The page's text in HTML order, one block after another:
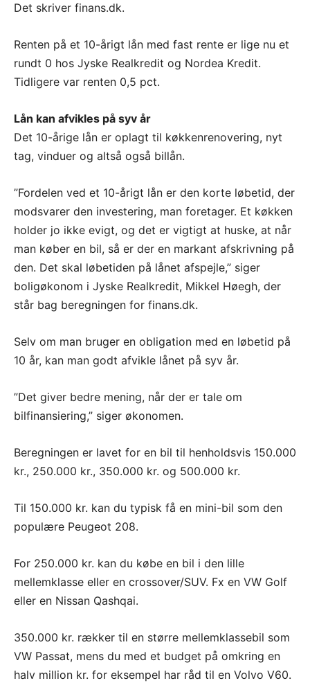
Det skriver finans.dk.
Renten på et 10-årigt lån med fast rente er lige nu et
rundt 0 hos Jyske Realkredit og Nordea Kredit.
Tidligere var renten 0,5 pct.
Lån kan afvikles på syv år
Det 10-årige lån er oplagt til køkkenrenovering, nyt
tag, vinduer og altså også billån.
”Fordelen ved et 10-årigt lån er den korte løbetid, der
modsvarer den investering, man foretager. Et køkken
holder jo ikke evigt, og det er vigtigt at huske, at når
man køber en bil, så er der en markant afskrivning på
den. Det skal løbetiden på lånet afspejle,” siger
boligøkonom i Jyske Realkredit, Mikkel Høegh, der
står bag beregningen for finans.dk.
Selv om man bruger en obligation med en løbetid på
10 år, kan man godt afvikle lånet på syv år.
”Det giver bedre mening, når der er tale om
bilfinansiering,” siger økonomen.
Beregningen er lavet for en bil til henholdsvis 150.000
kr., 250.000 kr., 350.000 kr. og 500.000 kr.
Til 150.000 kr. kan du typisk få en mini-bil som den
populære Peugeot 208.
For 250.000 kr. kan du købe en bil i den lille
mellemklasse eller en crossover/SUV. Fx en VW Golf
eller en Nissan Qashqai.
350.000 kr. rækker til en større mellemklassebil som
VW Passat, mens du med et budget på omkring en
halv million kr. for eksempel har råd til en Volvo V60.